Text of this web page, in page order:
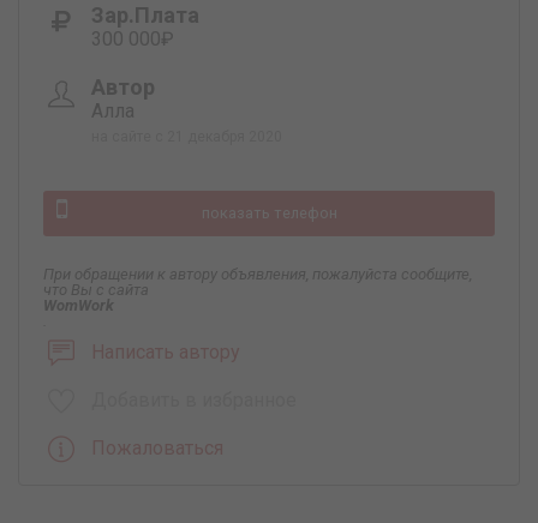
Зар.плата
300 000₽
Автор
Алла
показать телефон
При обращении к автору объявления, пожалуйста сообщите,
что Вы с сайта
WomWork
Написать автору
Пожаловаться